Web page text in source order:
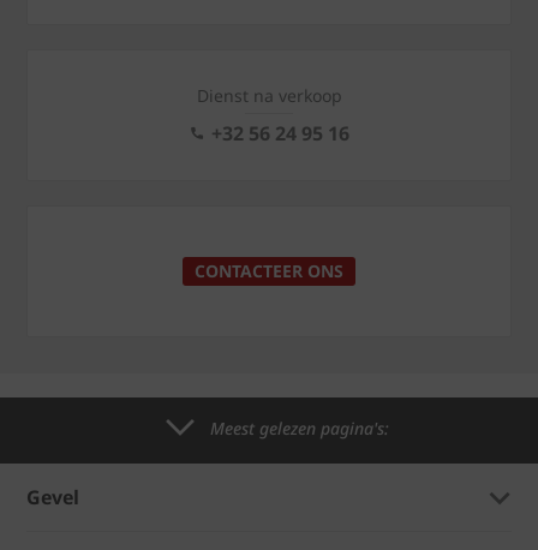
Dienst na verkoop
+32 56 24 95 16
CONTACTEER ONS
Meest gelezen pagina's:
Gevel